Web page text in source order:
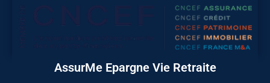
AssurMe Epargne Vie Retraite